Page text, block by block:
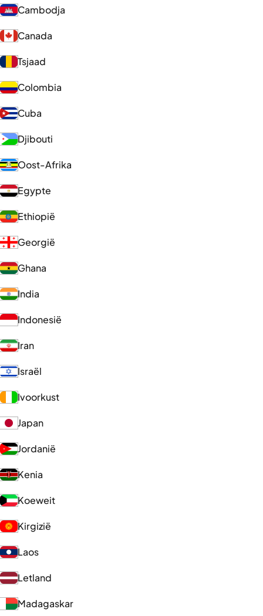
Cambodja
Canada
Tsjaad
Colombia
Cuba
Djibouti
Oost-Afrika
Egypte
Ethiopië
Georgië
Ghana
India
Indonesië
Iran
Israël
Ivoorkust
Japan
Jordanië
Kenia
Koeweit
Kirgizië
Laos
Letland
Madagaskar